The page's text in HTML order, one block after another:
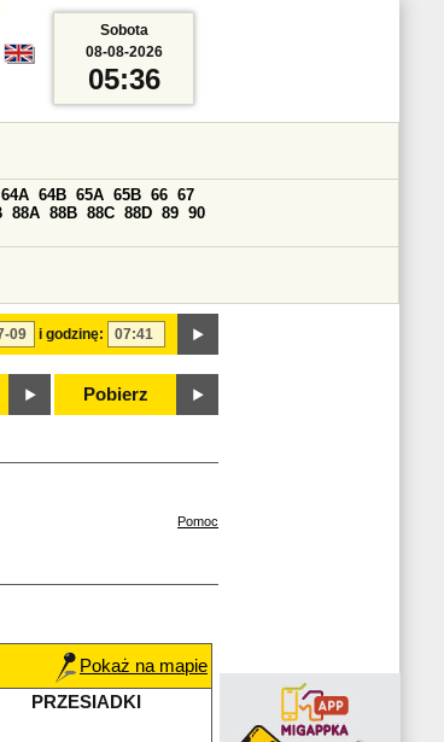
i godzinę:
64A 64B 65A 65B 66 67
88A 88B 88C 88D 89 90
Pobierz
Sobota
08-08-2026
05:36
Pomoc
Pokaż na mapie
PRZESIADKI